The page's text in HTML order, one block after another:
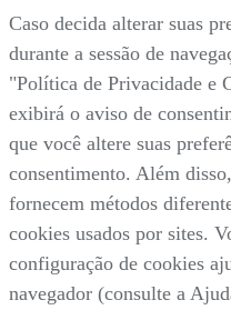
Caso decida alterar suas
durante a sessão de
"Política de Privacidade e
exibirá o aviso de
que você altere suas
consentimento. Além
fornecem métodos
cookies usados por sites.
configuração de cookies
navegador (consulte a